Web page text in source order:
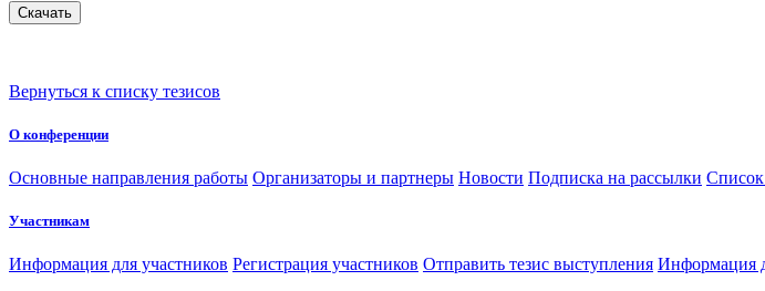
Вернуться к списку тезисов
О конференции
Основные направления работы Организаторы и партнеры Новости Подписка на рассылки Список
Участникам
Информация для участников Регистрация участников Отправить тезис выступления Информация